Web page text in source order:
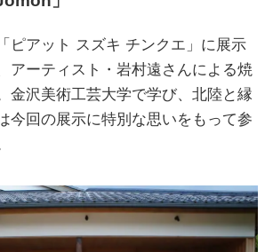
ピアット スズキ チンクエ」に展示
アーティスト・岩村遠さんによる焼
金沢美術工芸大学で学び、北陸と縁
今回の展示に特別な思いをもって参